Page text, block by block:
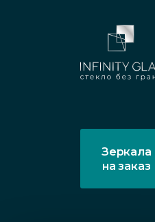
Зеркала
на заказ